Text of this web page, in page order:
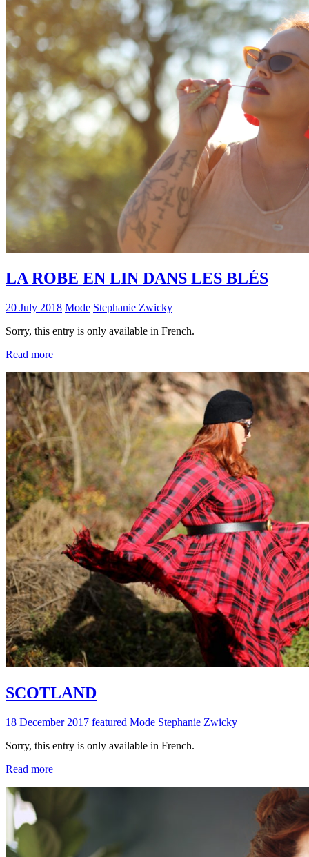
LA ROBE EN LIN DANS LES BLÉS
20 July 2018 Mode Stephanie Zwicky
Sorry, this entry is only available in French.
Read more
SCOTLAND
18 December 2017 featured Mode Stephanie Zwicky
Sorry, this entry is only available in French.
Read more